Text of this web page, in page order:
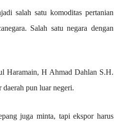
salah satu komoditas pertanian
Salah satu negara dengan
Haramain, H Ahmad Dahlan S.H.
pun luar negeri.
juga minta, tapi ekspor harus